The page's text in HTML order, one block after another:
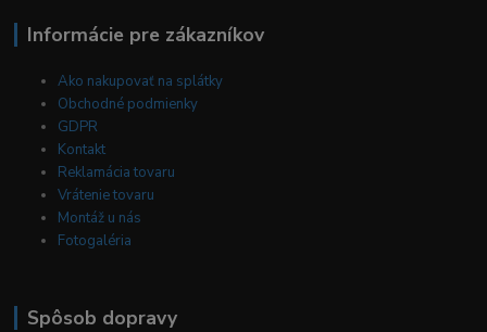
Informácie pre zákazníkov
Ako nakupovať na splátky
Obchodné podmienky
GDPR
Kontakt
Reklamácia tovaru
Vrátenie tovaru
Montáž u nás
Fotogaléria
Spôsob dopravy